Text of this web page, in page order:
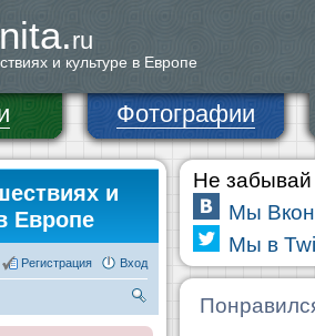
ru
и культуре в Европе
Фотографии
и
Европе
Вход
Регистрация
Не забывай
Мы
Мы в